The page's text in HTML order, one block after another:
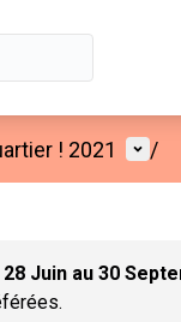
! 2021 /
28 Juin au 30